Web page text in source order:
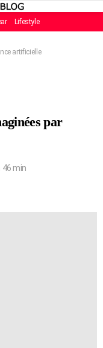
Lifestyle
artificielle
par
46 min